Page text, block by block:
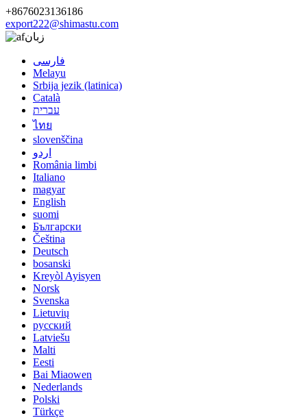
+8676023136186
export222@shimastu.com
زبان
فارسی
Melayu
Srbija jezik (latinica)
Català
עברית
ไทย
slovenščina
اردو
România limbi
Italiano
magyar
English
suomi
Български
Čeština
Deutsch
bosanski
Kreyòl Ayisyen
Norsk
Svenska
Lietuvių
русский
Latviešu
Malti
Eesti
Bai Miaowen
Nederlands
Polski
Türkçe